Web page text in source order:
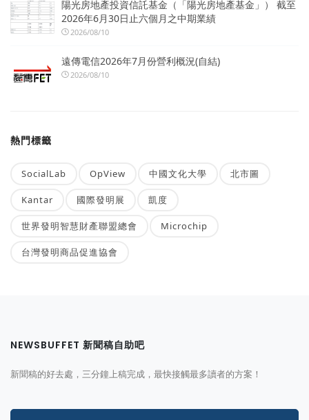
陽光房地產投資信託基金（「陽光房地產基金」） 截至
2026年6月30日止六個月之中期業績
2026/08/10
遠傳電信2026年7月份營利概況(自結)
2026/08/10
熱門標籤
SocialLab OpView 中國文化大學 北市圖
Kantar 國際發明展 凱度
世界發明智慧財產聯盟總會 Microchip
台灣發明商品促進協會
NEWSBUFFET 新聞稿自助吧
新聞稿的好去處，三分鐘上稿完成，最快接觸最多讀者的方案！